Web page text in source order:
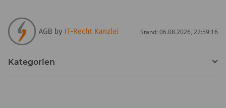
Stand: 06.08.2026, 22:59:16
Kategorien